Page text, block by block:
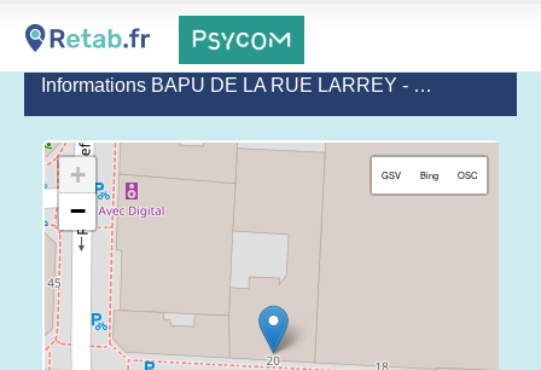
Informations BAPU DE LA RUE LARREY - CENTRE CLAUDE BERNARD
+
−
GSV Bing OSC